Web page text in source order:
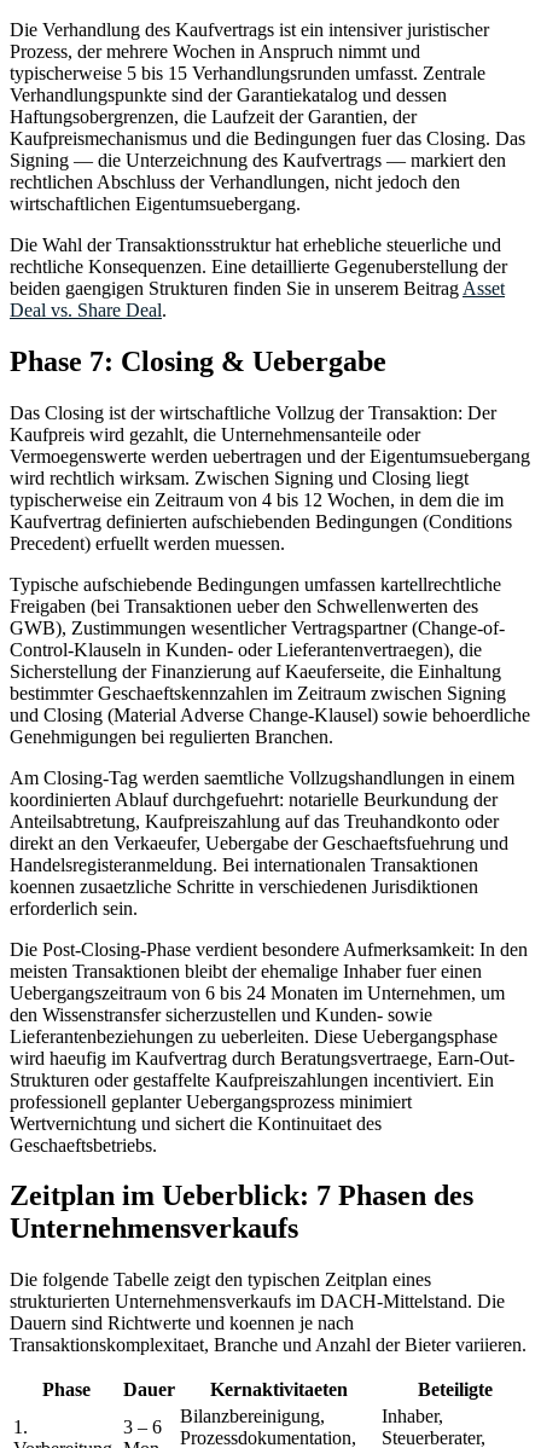
Die Verhandlung des Kaufvertrags ist ein intensiver juristischer
Prozess, der mehrere Wochen in Anspruch nimmt und
typischerweise 5 bis 15 Verhandlungsrunden umfasst. Zentrale
Verhandlungspunkte sind der Garantiekatalog und dessen
Haftungsobergrenzen, die Laufzeit der Garantien, der
Kaufpreismechanismus und die Bedingungen fuer das Closing. Das
Signing — die Unterzeichnung des Kaufvertrags — markiert den
rechtlichen Abschluss der Verhandlungen, nicht jedoch den
wirtschaftlichen Eigentumsuebergang.
Die Wahl der Transaktionsstruktur hat erhebliche steuerliche und
rechtliche Konsequenzen. Eine detaillierte Gegenuberstellung der
beiden gaengigen Strukturen finden Sie in unserem Beitrag Asset
Deal vs. Share Deal.
Phase 7: Closing & Uebergabe
Das Closing ist der wirtschaftliche Vollzug der Transaktion: Der
Kaufpreis wird gezahlt, die Unternehmensanteile oder
Vermoegenswerte werden uebertragen und der Eigentumsuebergang
wird rechtlich wirksam. Zwischen Signing und Closing liegt
typischerweise ein Zeitraum von 4 bis 12 Wochen, in dem die im
Kaufvertrag definierten aufschiebenden Bedingungen (Conditions
Precedent) erfuellt werden muessen.
Typische aufschiebende Bedingungen umfassen kartellrechtliche
Freigaben (bei Transaktionen ueber den Schwellenwerten des
GWB), Zustimmungen wesentlicher Vertragspartner (Change-of-
Control-Klauseln in Kunden- oder Lieferantenvertraegen), die
Sicherstellung der Finanzierung auf Kaeuferseite, die Einhaltung
bestimmter Geschaeftskennzahlen im Zeitraum zwischen Signing
und Closing (Material Adverse Change-Klausel) sowie behoerdliche
Genehmigungen bei regulierten Branchen.
Am Closing-Tag werden saemtliche Vollzugshandlungen in einem
koordinierten Ablauf durchgefuehrt: notarielle Beurkundung der
Anteilsabtretung, Kaufpreiszahlung auf das Treuhandkonto oder
direkt an den Verkaeufer, Uebergabe der Geschaeftsfuehrung und
Handelsregisteranmeldung. Bei internationalen Transaktionen
koennen zusaetzliche Schritte in verschiedenen Jurisdiktionen
erforderlich sein.
Die Post-Closing-Phase verdient besondere Aufmerksamkeit: In den
meisten Transaktionen bleibt der ehemalige Inhaber fuer einen
Uebergangszeitraum von 6 bis 24 Monaten im Unternehmen, um
den Wissenstransfer sicherzustellen und Kunden- sowie
Lieferantenbeziehungen zu ueberleiten. Diese Uebergangsphase
wird haeufig im Kaufvertrag durch Beratungsvertraege, Earn-Out-
Strukturen oder gestaffelte Kaufpreiszahlungen incentiviert. Ein
professionell geplanter Uebergangsprozess minimiert
Wertvernichtung und sichert die Kontinuitaet des
Geschaeftsbetriebs.
Zeitplan im Ueberblick: 7 Phasen des
Unternehmensverkaufs
Die folgende Tabelle zeigt den typischen Zeitplan eines
strukturierten Unternehmensverkaufs im DACH-Mittelstand. Die
Dauern sind Richtwerte und koennen je nach
Transaktionskomplexitaet, Branche und Anzahl der Bieter variieren.
Phase Dauer Kernaktivitaeten
Beteiligte
1.
3 – 6
Bilanzbereinigung,
Prozessdokumentation,
Inhaber,
Steuerberater,